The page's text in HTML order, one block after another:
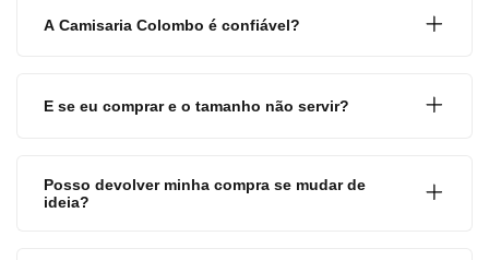
A Camisaria Colombo é confiável?
E se eu comprar e o tamanho não servir?
Posso devolver minha compra se mudar de
ideia?